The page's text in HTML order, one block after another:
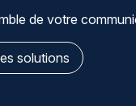
de votre
solutions